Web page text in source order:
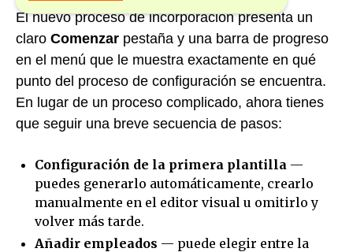
El nuevo proceso de incorporación presenta un
claro Comenzar pestaña y una barra de progreso
en el menú que le muestra exactamente en qué
punto del proceso de configuración se encuentra.
En lugar de un proceso complicado, ahora tienes
que seguir una breve secuencia de pasos:
Configuración de la primera plantilla —
puedes generarlo automáticamente, crearlo
manualmente en el editor visual u omitirlo y
volver más tarde.
Añadir empleados — puede elegir entre la